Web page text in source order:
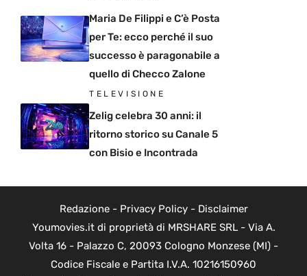
Maria De Filippi e C’è Posta
per Te: ecco perché il suo
successo è paragonabile a
quello di Checco Zalone
TELEVISIONE
Zelig celebra 30 anni: il
ritorno storico su Canale 5
con Bisio e Incontrada
Redazione- Privacy Policy- Disclaimer
Youmovies.it di proprietà di MRSHARE SRL - Via A.
Volta 16 - Palazzo C, 20093 Cologno Monzese (MI) -
Codice Fiscale e Partita I.V.A. 10216150960